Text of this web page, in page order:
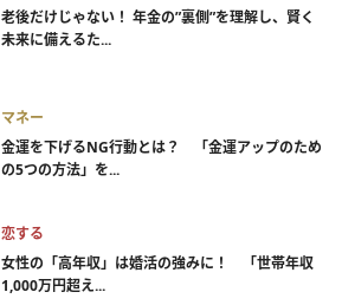
老後だけじゃない！ 年金の”裏側”を理解し、賢く
未来に備えるた...
マネー
金運を下げるNG行動とは？ 「金運アップのため
の5つの方法」を...
恋する
女性の「高年収」は婚活の強みに！ 「世帯年収
1,000万円超え...